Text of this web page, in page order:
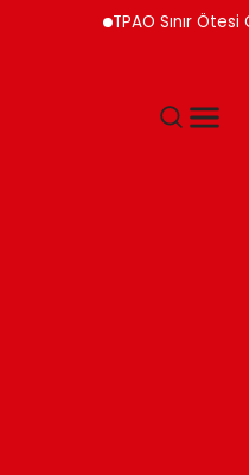
TPAO Sınır Ötesi